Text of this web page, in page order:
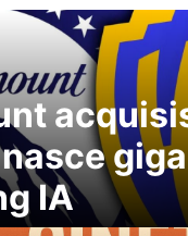
IA